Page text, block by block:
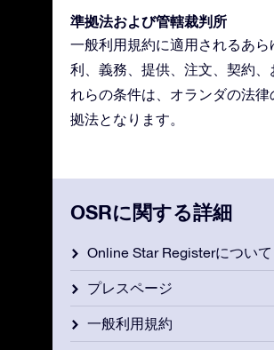
準拠法および管轄裁判所
一般利用規約に適用されるあら
利、義務、提供、注文、契約、
れらの条件は、オランダの法律
拠法となります。
OSRに関する詳細
Online Star Registerについて
プレスページ
一般利用規約